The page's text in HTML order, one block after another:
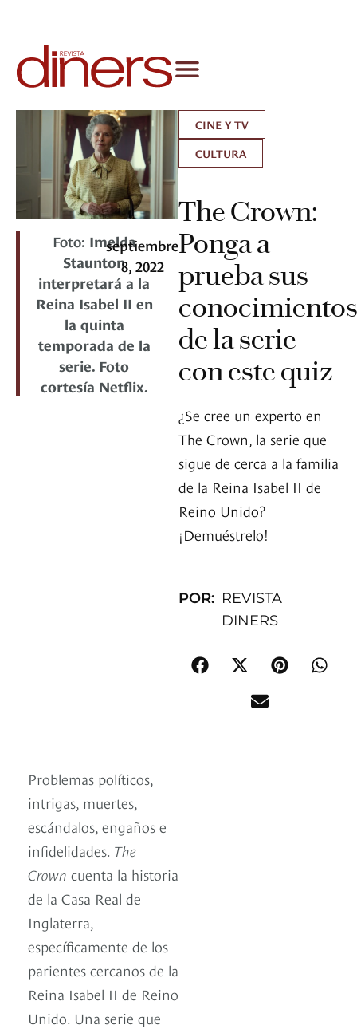
Foto: Imelda
Staunton
interpretará a la
Reina Isabel II en
la quinta
temporada de la
serie. Foto
cortesía Netflix.
septiembre
8, 2022
CINE Y TV
CULTURA
The Crown:
Ponga a
prueba sus
conocimientos
de la serie
con este quiz
¿Se cree un experto en
The Crown, la serie que
sigue de cerca a la familia
de la Reina Isabel II de
Reino Unido?
¡Demuéstrelo!
POR: REVISTA
DINERS
Problemas políticos,
intrigas, muertes,
escándalos, engaños e
infidelidades. The
Crown cuenta la historia
de la Casa Real de
Inglaterra,
específicamente de los
parientes cercanos de la
Reina Isabel II de Reino
Unido. Una serie que